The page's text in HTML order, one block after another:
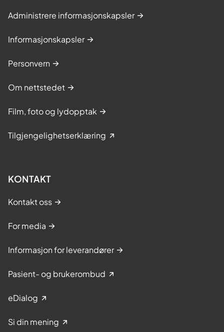
Administrere informasjonskapsler
Informasjonskapsler
Personvern
Om nettstedet
Film, foto og lydopptak
Tilgjengelighetserklæring
KONTAKT
Kontakt oss
For media
Informasjon for leverandører
Pasient- og brukerombud
eDialog
Si din mening